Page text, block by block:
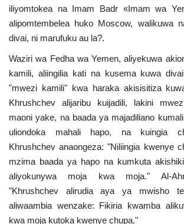
iliyomtokea na Imam Badr «Imam wa
alipomtembelea huko Moscow, walikuwa
divai, ni marufuku au la?.
Waziri wa Fedha wa Yemen, aliyekuwa
kamili, aliingilia kati na kusema kuwa
"mwezi kamili" kwa haraka akisisitiza
Khrushchev alijaribu kuijadili, lakini
maoni yake, na baada ya majadiliano
uliondoka mahali hapo, na kuingia
Khrushchev anaongeza: "Niliingia kwenye
mzima baada ya hapo na kumkuta
aliyokunywa moja kwa moja." Al-
"Khrushchev alirudia aya ya mwisho
aliwaambia wenzake: Fikiria kwamba
kwa moja kutoka kwenye chupa."